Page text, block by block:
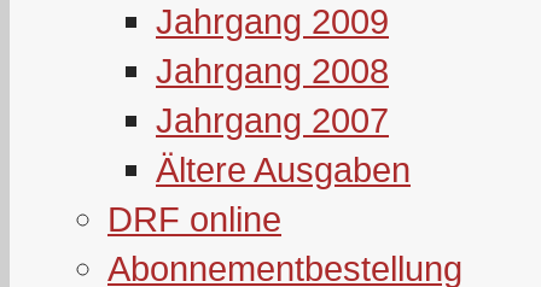
Jahrgang 2009
Jahrgang 2008
Jahrgang 2007
Ältere Ausgaben
DRF online
Abonnementbestellung